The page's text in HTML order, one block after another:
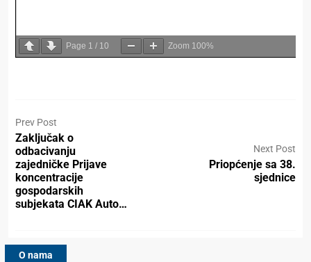
Page 1 / 10 Zoom 100%
Prev Post
Zaključak o
odbacivanju
zajedničke Prijave
koncentracije
gospodarskih
subjekata CIAK Auto…
Next Post
Priopćenje sa 38.
sjednice
O nama